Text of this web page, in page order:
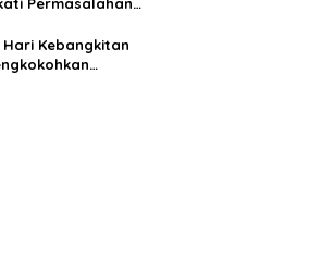
Permasalahan
Kebangkitan